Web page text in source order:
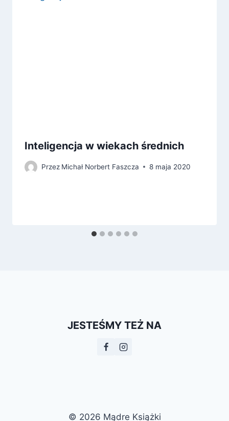
Inteligencja w wiekach średnich
Przez Michał Norbert Faszcza 8 maja 2020
JESTEŚMY TEŻ NA
© 2026 Mądre Książki